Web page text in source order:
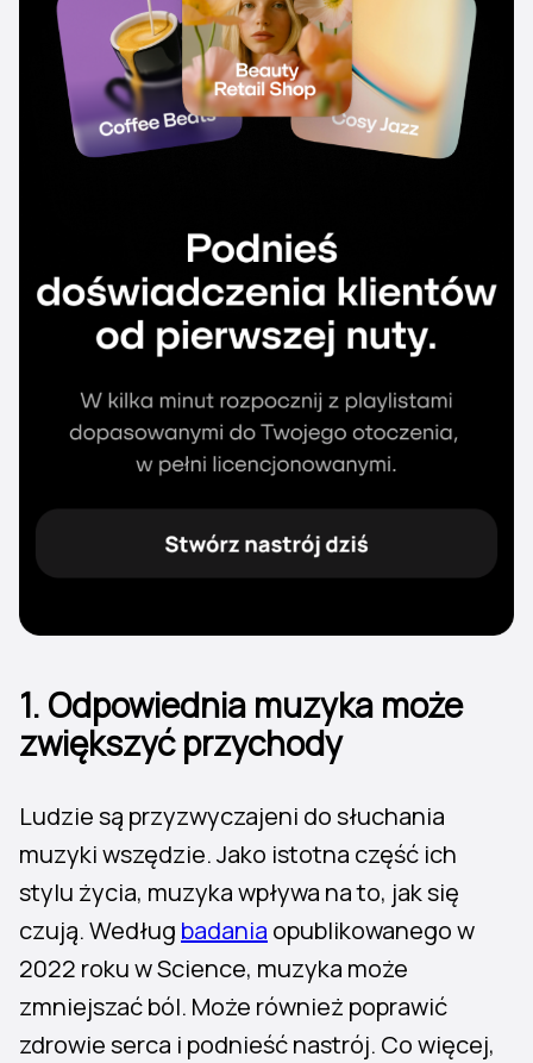
1. Odpowiednia muzyka może
zwiększyć przychody
Ludzie są przyzwyczajeni do słuchania
muzyki wszędzie. Jako istotna część ich
stylu życia, muzyka wpływa na to, jak się
czują. Według badania opublikowanego w
2022 roku w Science, muzyka może
zmniejszać ból. Może również poprawić
zdrowie serca i podnieść nastrój. Co więcej,